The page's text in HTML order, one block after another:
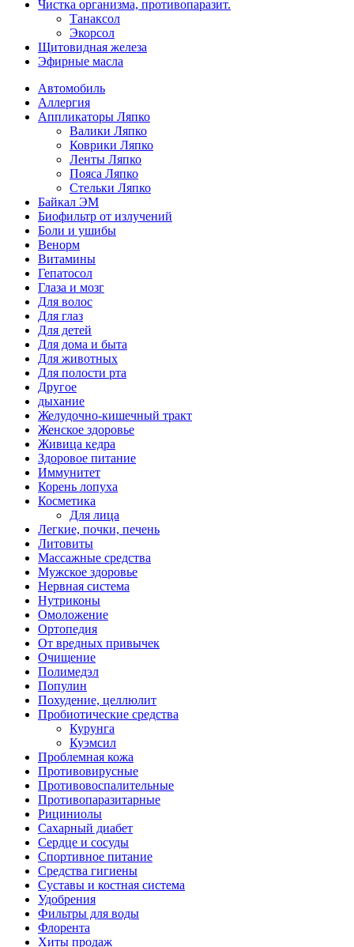
Чистка организма, противопаразит.
Танаксол
Экорсол
Щитовидная железа
Эфирные масла
Автомобиль
Аллергия
Аппликаторы Ляпко
Валики Ляпко
Коврики Ляпко
Ленты Ляпко
Пояса Ляпко
Стельки Ляпко
Байкал ЭМ
Биофильтр от излучений
Боли и ушибы
Венорм
Витамины
Гепатосол
Глаза и мозг
Для волос
Для глаз
Для детей
Для дома и быта
Для животных
Для полости рта
Другое
дыхание
Желудочно-кишечный тракт
Женское здоровье
Живица кедра
Здоровое питание
Иммунитет
Корень лопуха
Косметика
Для лица
Легкие, почки, печень
Литовиты
Массажные средства
Мужское здоровье
Нервная система
Нутриконы
Омоложение
Ортопедия
От вредных привычек
Очищение
Полимедэл
Популин
Похудение, целлюлит
Пробиотические средства
Курунга
Куэмсил
Проблемная кожа
Противовирусные
Противовоспалительные
Противопаразитарные
Рициниолы
Сахарный диабет
Сердце и сосуды
Спортивное питание
Средства гигиены
Суставы и костная система
Удобрения
Фильтры для воды
Флорента
Хиты продаж